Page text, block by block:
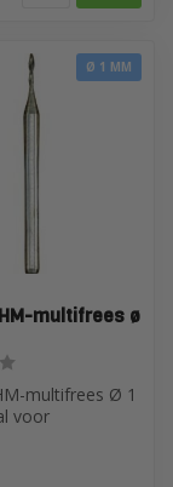
Ø 1 MM
multifrees ø
multifrees Ø 1
voor